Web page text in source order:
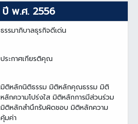
ปี พ.ศ. 2556
ธรรมาภิบาลธุรกิจดีเด่น
ประกาศเกียรติคุณ
มิติหลักนิติธรรม มิติหลักคุณธรรม มิติ
หลักความโปร่งใส มิติหลักการมีส่วนร่วม
มิติหลักสำนึกรับผิดชอบ มิติหลักความ
คุ้มค่า